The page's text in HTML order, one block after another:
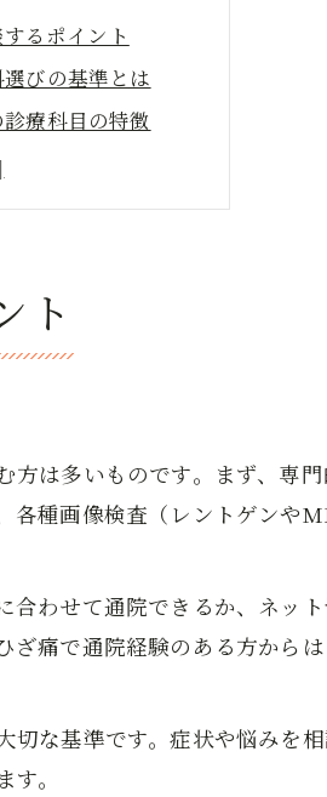
るポイント
びの基準とは
療科目の特徴
ポイント紹介
約方法を解説
の医療機関とは
機関を選ぶコツ
ざ痛を見極める
施設の選び方
付時間の確認法
クリニック活用
負担の減らし方
ト
は多いものです。まず、専
種画像検査（レントゲンや
わせて通院できるか、ネッ
痛で通院経験のある方から
な基準です。症状や悩みを
。